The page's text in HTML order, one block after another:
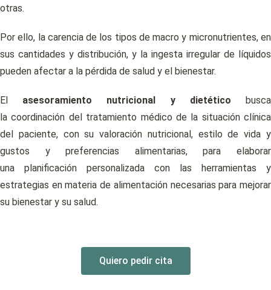
otras.
Por ello, la carencia de los tipos de macro y micronutrientes, en
sus cantidades y distribución, y la ingesta irregular de líquidos
pueden afectar a la pérdida de salud y el bienestar.
El asesoramiento nutricional y dietético busca
la coordinación del tratamiento médico de la situación clínica
del paciente, con su valoración nutricional, estilo de vida y
gustos y preferencias alimentarias, para elaborar
una planificación personalizada con las herramientas y
estrategias en materia de alimentación necesarias para mejorar
su bienestar y su salud.
Quiero pedir cita